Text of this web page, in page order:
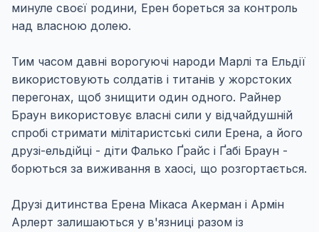
минуле своєї родини, Ерен бореться за контроль
над власною долею.
Тим часом давні ворогуючі народи Марлі та Ельдії
використовують солдатів і титанів у жорстоких
перегонах, щоб знищити один одного. Райнер
Браун використовує власні сили у відчайдушній
спробі стримати мілітаристські сили Ерена, а його
друзі-ельдійці - діти Фалько Ґрайс і Ґабі Браун -
борються за виживання в хаосі, що розгортається.
Друзі дитинства Ерена Мікаса Акерман і Армін
Арлерт залишаються у в'язниці разом із